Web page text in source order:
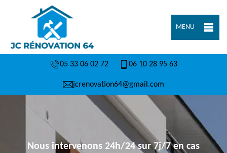
MENU
05 33 06 02 72 06 10 28 95 63
jcrenovation64@gmail.com
Nous intervenons 24h/24 sur 7j/7 en cas